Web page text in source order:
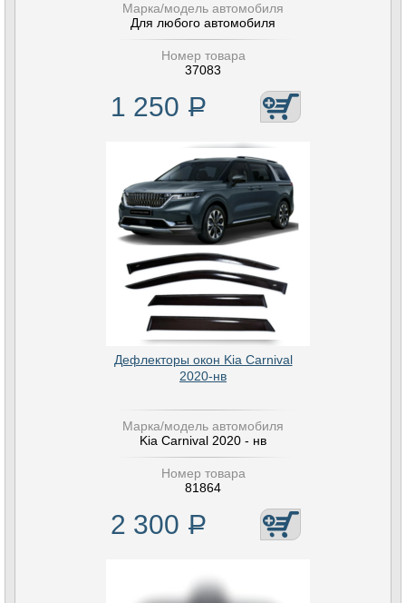
Марка/модель автомобиля
Для любого автомобиля
Номер товара
37083
1 250 Р
Дефлекторы окон Kia Carnival
2020-нв
Марка/модель автомобиля
Kia Carnival 2020 - нв
Номер товара
81864
2 300 Р